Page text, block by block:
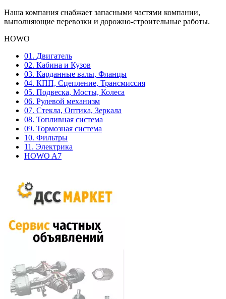
Наша компания снабжает запасными частями компании,
выполняющие перевозки и дорожно-строительные работы.
HOWO
01. Двигатель
02. Кабина и Кузов
03. Карданные валы, Фланцы
04. КПП, Сцепление, Трансмиссия
05. Подвеска, Мосты, Колеса
06. Рулевой механизм
07. Стекла, Оптика, Зеркала
08. Топливная система
09. Тормозная система
10. Фильтры
11. Электрика
HOWO A7